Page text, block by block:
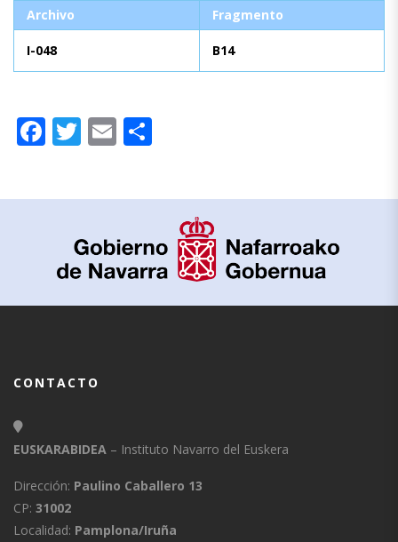
Archivo Fragmento
I-048 B14
Facebook
Twitter
Email
CONTACTO
EUSKARABIDEA – Instituto Navarro del Euskera
Dirección: Paulino Caballero 13
CP: 31002
Localidad: Pamplona/Iruña